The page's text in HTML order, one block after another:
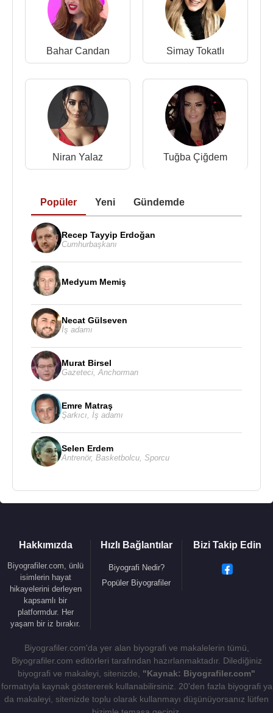
Bahar Candan Simay Tokatlı
Niran Yalaz Tuğba Çiğdem
Popüler Yeni Gündemde
Recep Tayyip Erdoğan
Cumhurbaşkanı
Medyum Memiş
Necat Gülseven
İş adamı
Murat Birsel
Gazeteci Anchorman
Emre Matraş
Şarkıcı İş adamı
Selen Erdem
Antrenör, Basketbolcu Sporcu
Hakkımızda
Biyografiler.com, ünlü
isimlerin hayat
hikayelerini derleyen
kapsamlı bir
platformdur. Her
yaşam bir iz bırakır.
Hızlı Bağlantılar
Biyografi Nedir?
Popüler Biyografiler
Bizi Takip Edin
Biyografiler.com'da yer alan biyografi ve makalelerin tümü,
Biyografiler.com editörleri tarafından hazırlanmaktadır. Dilediğiniz
biyografi ve makaleyi, sitenizde, "Kaynak: Biyografiler.com"
formatıyla kaynak göstererek kullanabilirsiniz. 20'den fazla biyografi ya
da makaleyi, sitenizde toplu olarak kullanmayı düşünüyorsanız lütfen